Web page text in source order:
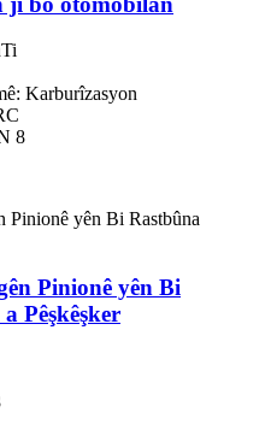
Karburîzasyon
8
Pinionê yên Bi
Pêşkêşker